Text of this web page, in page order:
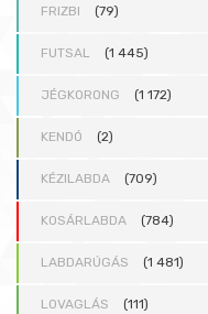
FRIZBI (79)
FUTSAL (1 445)
JÉGKORONG (1 172)
KENDÓ (2)
KÉZILABDA (709)
KOSÁRLABDA (784)
LABDARÚGÁS (1 481)
LOVAGLÁS (111)